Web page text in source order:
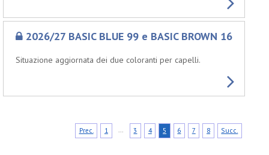
2026/27 BASIC BLUE 99 e BASIC BROWN 16
Situazione aggiornata dei due coloranti per capelli.
Prec. 1 ... 3 4 5 6 7 8 Succ.